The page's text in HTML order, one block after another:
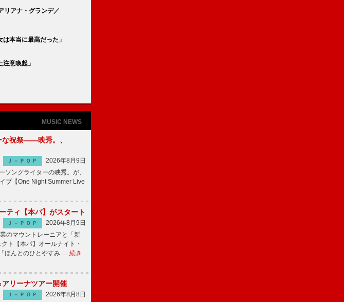
リアナ・グランデ／
本当に最高だった」
意喚起」
MUSIC NEWS
な祝祭――映秀。、
Ｊ－ＰＯＰ
2026年8月9日
ングライターの映秀。が、
ブ【One Night Summer Live
ティ【本パ】がスタート
Ｊ－ＰＯＰ
2026年8月9日
のマウントレーニアと「新
ト【本パ】オールナイト・
ほんとのひとやすみ … 続き
リーナツアー開催
Ｊ－ＰＯＰ
2026年8月8日